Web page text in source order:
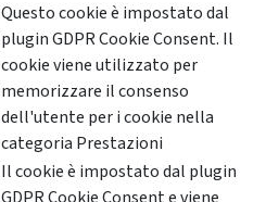
Questo cookie è impostato dal
plugin GDPR Cookie Consent. Il
cookie viene utilizzato per
memorizzare il consenso
dell'utente per i cookie nella
categoria Prestazioni
Il cookie è impostato dal plugin